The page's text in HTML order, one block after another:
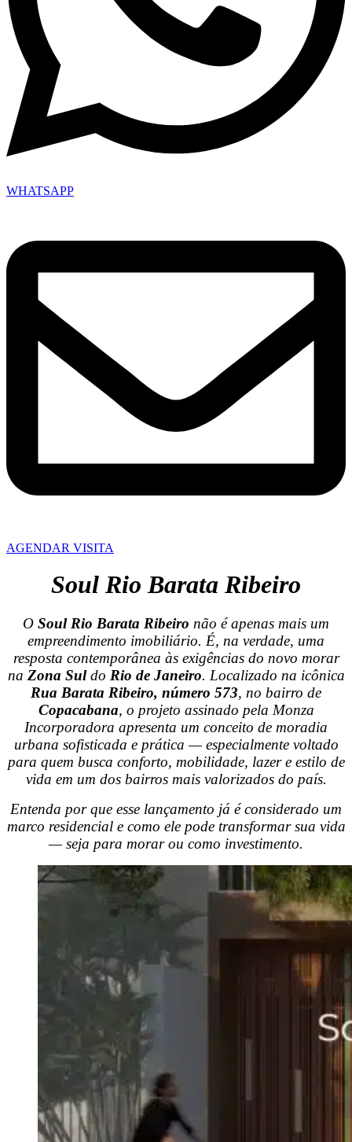
WHATSAPP
AGENDAR VISITA
Soul Rio Barata Ribeiro
O Soul Rio Barata Ribeiro não é apenas mais um
empreendimento imobiliário. É, na verdade, uma
resposta contemporânea às exigências do novo morar
na Zona Suldo Rio de Janeiro. Localizado na icônica
Rua Barata Ribeiro, número 573, no bairro de
Copacabana, o projeto assinado pela Monza
Incorporadora apresenta um conceito de moradia
urbana sofisticada e prática — especialmente voltado
para quem busca conforto, mobilidade, lazer e estilo de
vida em um dos bairros mais valorizados do país.
Entenda por que esse lançamento já é considerado um
marco residencial e como ele pode transformar sua vida
— seja para morar ou como investimento.